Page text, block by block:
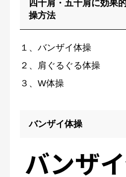
四十肩・五十肩に効果
操方法
１、バンザイ体操
２、肩ぐるぐる体操
３、W体操
バンザイ体操